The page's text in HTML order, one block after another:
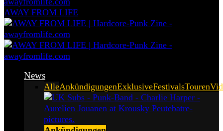
AWAY FROM LIFE
News
AlleAnkündigungenExklusiveFestivalsTouren